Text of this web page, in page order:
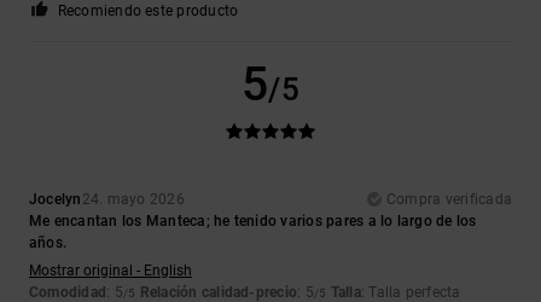
Recomiendo este producto
5/5
Jocelyn 24. mayo 2026
Compra verificada
Me encantan los Manteca; he tenido varios pares a lo largo de los
años.
Mostrar original - English
Comodidad: 5/5 Relación calidad-precio: 5/5 Talla: Talla perfecta